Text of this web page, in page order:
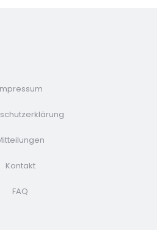
Kontakt
FAQ